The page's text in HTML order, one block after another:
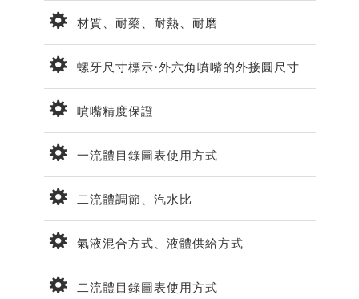
材質、耐藥、耐熱、耐磨
螺牙尺寸標示•外六角噴嘴的外接圓尺寸
噴嘴精度保證
一流體目錄圖表使用方式
二流體調節、汽水比
氣液混合方式、液體供給方式
二流體目錄圖表使用方式